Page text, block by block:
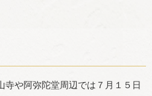
や阿弥陀堂周辺では７月１５日